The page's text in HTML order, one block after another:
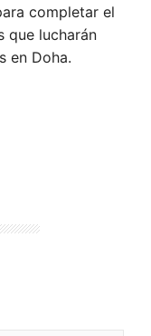
completar el
que lucharán
en Doha.
la